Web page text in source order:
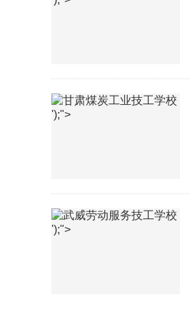
');">
');">